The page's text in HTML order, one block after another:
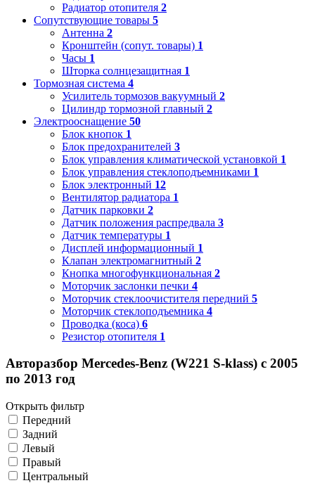
Радиатор отопителя 2
Сопутствующие товары 5
Антенна 2
Кронштейн (сопут. товары) 1
Часы 1
Шторка солнцезащитная 1
Тормозная система 4
Усилитель тормозов вакуумный 2
Цилиндр тормозной главный 2
Электрооснащение 50
Блок кнопок 1
Блок предохранителей 3
Блок управления климатической установкой 1
Блок управления стеклоподъемниками 1
Блок электронный 12
Вентилятор радиатора 1
Датчик парковки 2
Датчик положения распредвала 3
Датчик температуры 1
Дисплей информационный 1
Клапан электромагнитный 2
Кнопка многофункциональная 2
Моторчик заслонки печки 4
Моторчик стеклоочистителя передний 5
Моторчик стеклоподъемника 4
Проводка (коса) 6
Резистор отопителя 1
Авторазбор Mercedes-Benz (W221 S-klass) с 2005
по 2013 год
Открыть фильтр
Передний
Задний
Левый
Правый
Центральный